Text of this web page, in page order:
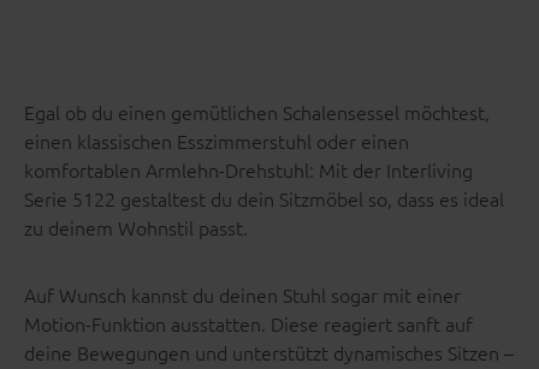
Egal ob du einen gemütlichen Schalensessel möchtest,
einen klassischen Esszimmerstuhl oder einen
komfortablen Armlehn-Drehstuhl: Mit der Interliving
Serie 5122 gestaltest du dein Sitzmöbel so, dass es ideal
zu deinem Wohnstil passt.
Auf Wunsch kannst du deinen Stuhl sogar mit einer
Motion-Funktion ausstatten. Diese reagiert sanft auf
deine Bewegungen und unterstützt dynamisches Sitzen –